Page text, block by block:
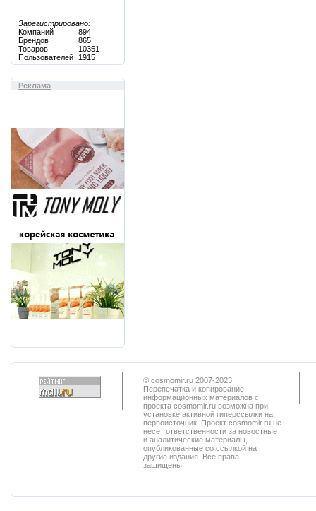
Зарегистрировано:
Компаний
894
Брендов
865
Товаров
10351
Пользователей
1915
Реклама
© cosmomir.ru 2007-2023.
Перепечатка и копирование
информационных материалов с
проекта cosmomir.ru возможна при
установке активной гиперссылки на
первоисточник. Проект cosmomir.ru не
несет ответственности за новостные
и аналитические материалы,
опубликованные со ссылкой на
другие издания. Все права
защищены.